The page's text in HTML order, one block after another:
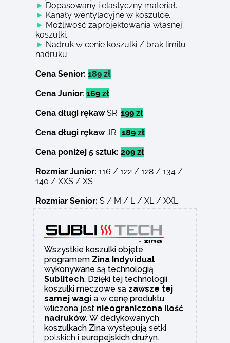
Wszystkie koszulki objęte
programem Zina Indyvidual
wykonywane są technologią
Sublitech. Dzięki tej technologii
koszulki meczowe są zawsze tej
samej wagi a w cenę produktu
wliczona jest nieograniczona ilość
nadruków. W dedykowanych
koszulkach Zina występują setki
polskich i europejskich drużyn.
► Dopasowany i elastyczny materiał.
► Kanały wentylacyjne w koszulce.
► Możliwość zaprojektowania własnej
koszulki.
► Nadruk w cenie koszulki / brak limitu
nadruku.
Cena Senior: 189 zł
Cena Junior: 169 zł
Cena długi rękawSR: 199 zł
Cena długi rękawJR: 189 zł
Cena poniżej 5 sztuk: 209 zł
Rozmiar Junior: 116 / 122 / 128 / 134 /
140 / XXS / XS
Rozmiar Senior: S / M / L / XL / XXL